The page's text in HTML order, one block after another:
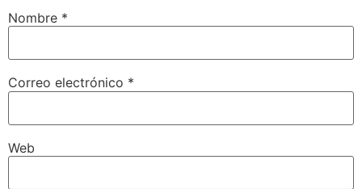
Nombre *
Correo electrónico *
Web